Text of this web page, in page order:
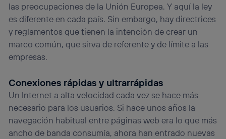
las preocupaciones de la Unión Europea. Y aquí la ley
es diferente en cada país. Sin embargo, hay directrices
y reglamentos que tienen la intención de crear un
marco común, que sirva de referente y de límite a las
empresas.
Conexiones rápidas y ultrarrápidas
Un Internet a alta velocidad cada vez se hace más
necesario para los usuarios. Si hace unos años la
navegación habitual entre páginas web era lo que más
ancho de banda consumía, ahora han entrado nuevas